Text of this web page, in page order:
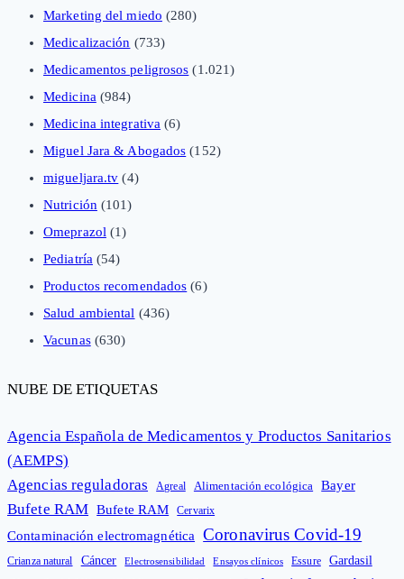
Marketing del miedo (280)
Medicalización (733)
Medicamentos peligrosos (1.021)
Medicina(984)
Medicina integrativa (6)
Miguel Jara & Abogados (152)
migueljara.tv (4)
Nutrición(101)
Omeprazol(1)
Pediatría(54)
Productos recomendados (6)
Salud ambiental (436)
Vacunas(630)
NUBE DE ETIQUETAS
Agencia Española de Medicamentos y Productos Sanitarios
(AEMPS)
Agencias reguladoras
Agreal Alimentación ecológica Bayer
Bufete RAM Bufete RAM Cervarix
Contaminación electromagnética Coronavirus Covid-19
Crianza natural Cáncer Electrosensibilidad Ensayos clínicos Essure Gardasil